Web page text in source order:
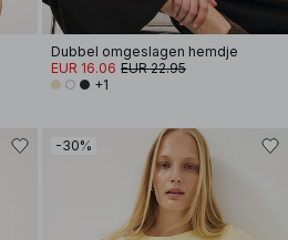
Dubbel omgeslagen hemdje
EUR 16.06 EUR 22.95
+1
-30%